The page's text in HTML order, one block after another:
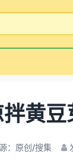
黄豆
：原创/搜集